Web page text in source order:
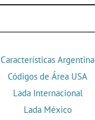
Características Argentina
Códigos de Área USA
Lada Internacional
Lada México